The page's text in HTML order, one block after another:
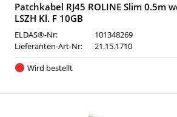
Patchkabel RJ45 ROLINE Slim 0.5m
LSZH Kl. F 10GB
ELDAS®-Nr:
101348269
Lieferanten-Art-Nr:
21.15.1710
Wird bestellt